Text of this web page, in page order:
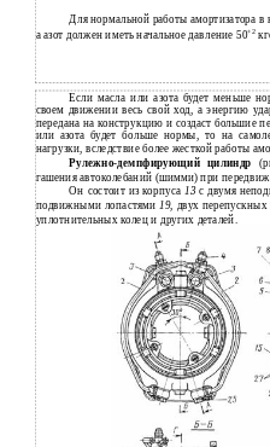
Для нормальной работы амортизатора
а азот должен иметь начальное давление 50+2
Если масла или азота будет меньше
своем движении весь свой ход, а энергию
передана на конструкцию и создаст большие
или азота будет больше нормы, то на
нагрузки, вследствие более жесткой работы
Рулежно-демпфирующийцилиндр
гашения автоколебаний (шимми) при
Он состоит из корпуса 13с двумя
подвижными лопастями19, двух перепускных
уплотнительных колец и других деталей.